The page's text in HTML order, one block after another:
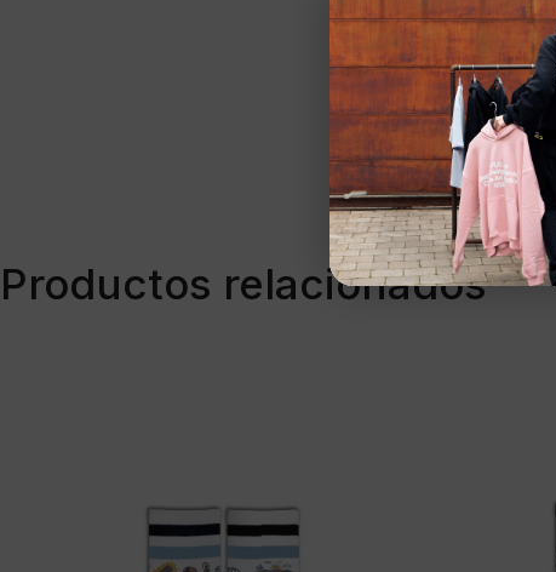
Marca:
Modelo: AS344
Temporada:PV-25
Clave:38017
Productos relacionados